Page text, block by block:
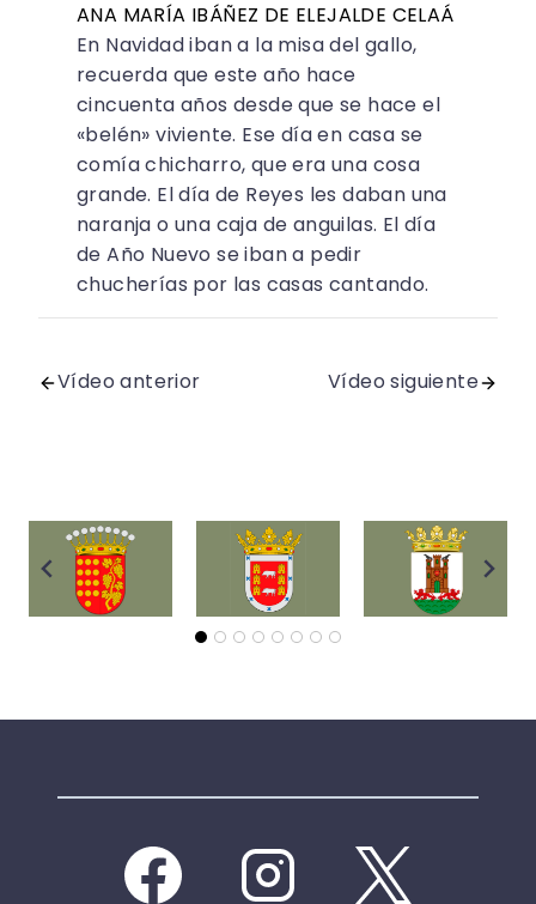
ANA MARÍA IBÁÑEZ DE ELEJALDE CELAÁ
En Navidad iban a la misa del gallo,
recuerda que este año hace
cincuenta años desde que se hace el
«belén» viviente. Ese día en casa se
comía chicharro, que era una cosa
grande. El día de Reyes les daban una
naranja o una caja de anguilas. El día
de Año Nuevo se iban a pedir
chucherías por las casas cantando.
Vídeo anterior Vídeo siguiente